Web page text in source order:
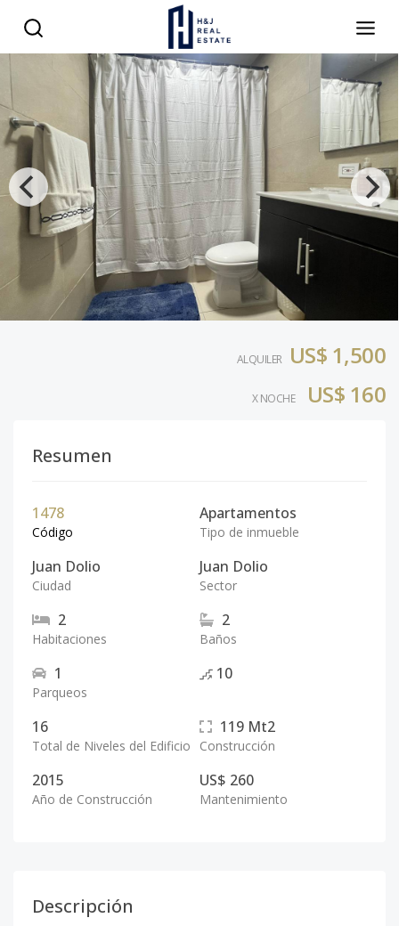
ALQUILER US$ 1,500
X NOCHE US$ 160
Resumen
1478
Código
Apartamentos
Tipo de inmueble
Juan Dolio
Ciudad
Juan Dolio
Sector
2
Habitaciones
2
Baños
1
Parqueos
10
16
Total de Niveles del Edificio
119 Mt2
Construcción
2015
Año de Construcción
US$ 260
Mantenimiento
Descripción